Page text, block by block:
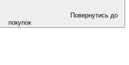
Повернутись до
покупок